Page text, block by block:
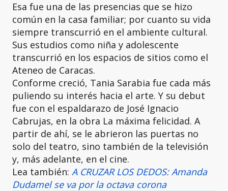
Esa fue una de las presencias que se hizo
común en la casa familiar; por cuanto su vida
siempre transcurrió en el ambiente cultural.
Sus estudios como niña y adolescente
transcurrió en los espacios de sitios como el
Ateneo de Caracas.
Conforme creció, Tania Sarabia fue cada más
puliendo su interés hacia el arte. Y su debut
fue con el espaldarazo de José Ignacio
Cabrujas, en la obra La máxima felicidad. A
partir de ahí, se le abrieron las puertas no
solo del teatro, sino también de la televisión
y, más adelante, en el cine.
Lea también: A CRUZAR LOS DEDOS: Amanda
Dudamel se va por la octava corona